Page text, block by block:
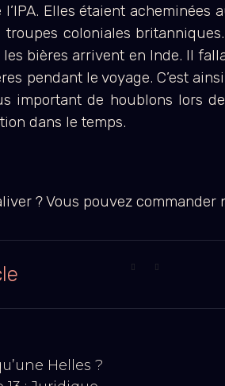
Elles étaient acheminées
coloniales
bières arrivent en Inde. Il
pendant le voyage. C’est
important de houblons lors
dans le temps.
? Vous pouvez commander
Helles ?